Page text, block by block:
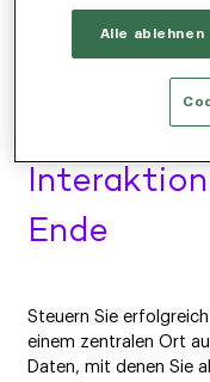
Connected
Ende
Steuern Sie
einem zentralen Ort
Daten, mit denen Sie
Alle ablehnen